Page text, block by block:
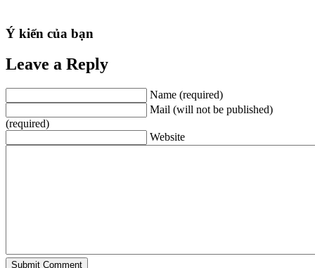
Ý kiến của bạn
Leave a Reply
Name (required)
Mail (will not be published)
(required)
Website